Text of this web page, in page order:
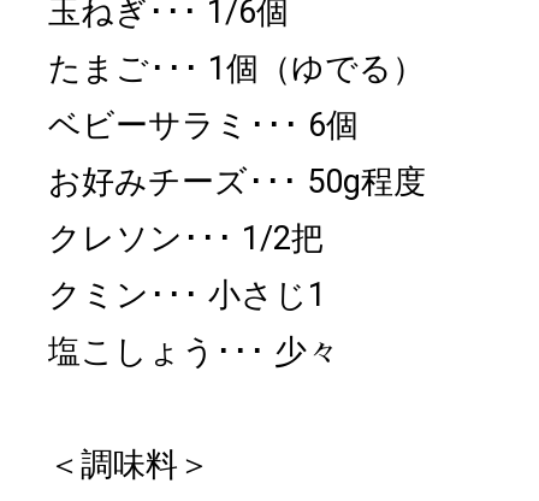
玉ねぎ
1/6個
たまご
1個（ゆでる）
ベビーサラミ
6個
お好みチーズ
50g程度
クレソン
1/2把
クミン
小さじ1
塩こしょう
少々
＜調味料＞